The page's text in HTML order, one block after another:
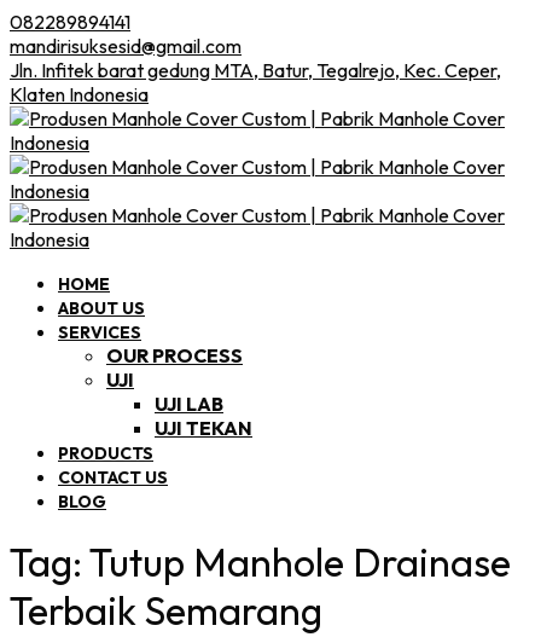
082289894141
mandirisuksesid@gmail.com
Jln. Infitek barat gedung MTA, Batur, Tegalrejo, Kec. Ceper,
Klaten Indonesia
HOME
ABOUT US
SERVICES
OUR PROCESS
UJI
UJI LAB
UJI TEKAN
PRODUCTS
CONTACT US
BLOG
Tag: Tutup Manhole Drainase
Terbaik Semarang